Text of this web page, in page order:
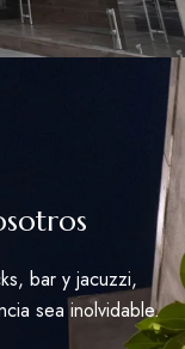
bar y jacuzzi,
sea inolvidable.